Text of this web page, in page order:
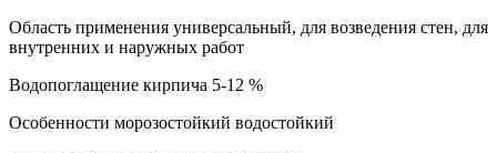
Область применения универсальный, для возведения стен, для
внутренних и наружных работ
Водопоглащение кирпича 5-12 %
Особенности морозостойкий водостойкий